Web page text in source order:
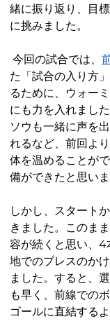
緒に振り返り、目
に挑みました。
今回の試合では、
た「試合の入り方
るために、ウォー
にも力を入れまし
ソウも一緒に声を
れるなど、前回よ
体を温めることが
備ができたと思いま
しかし、スタート
きました。このま
容が続くと思い、
地でのプレスのか
ました。すると、
も早く、前線での
ゴールに直結する